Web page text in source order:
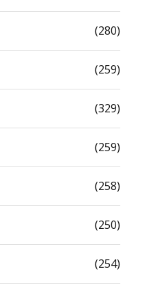
(280)
(259)
(329)
(259)
(258)
(250)
(254)